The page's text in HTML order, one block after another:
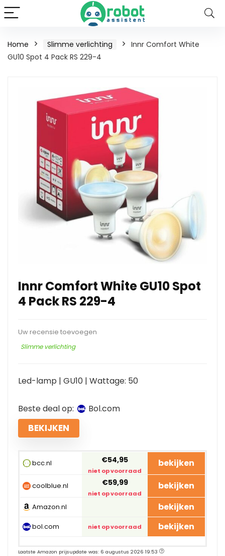
Home Slimme verlichting
Innr Comfort White
GU10 Spot 4 Pack RS 229-4
Innr Comfort White GU10 Spot
4 Pack RS 229-4
Uw recensie toevoegen
Slimme verlichting
Led-lamp | GU10 | Wattage: 50
Beste deal op: bol.com
BEKIJKEN
bcc.nl €54,95
niet op voorraad
bekijken
coolblue.nl €59,99
niet op voorraad
bekijken
Amazon.nl bekijken
bol.com niet op voorraad bekijken
Laatste Amazon prijsupdate was: 6 augustus 2026 19:53